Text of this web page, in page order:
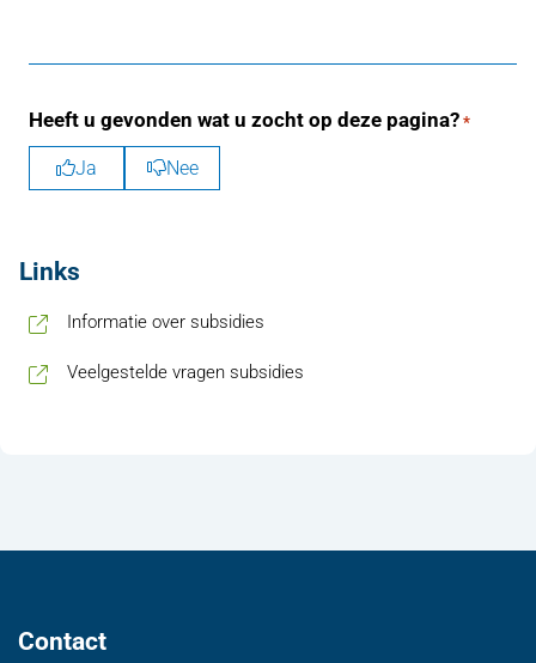
Heeft u gevonden wat u zocht op deze pagina? *
Ja Nee
Links
Informatie over subsidies
Veelgestelde vragen subsidies
Contact